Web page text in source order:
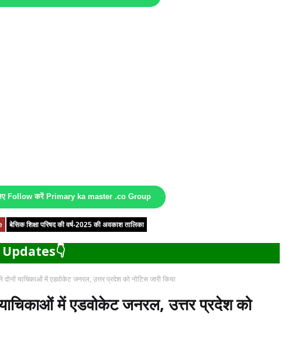
Follow करें Primary ka master .co Group
बेसिक शिक्षा परिषद की वर्ष-2025 की अवकाश तालिका
याचिकाओं में एडवोकेट जनरल, उत्तर प्रदेश को नोटिस जारी किया
में एडवोकेट जनरल, उत्तर प्रदेश को